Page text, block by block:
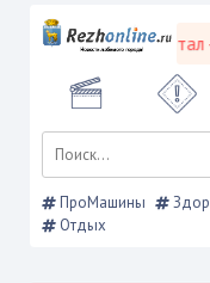
городской портал -
ПроМашины
Отдых